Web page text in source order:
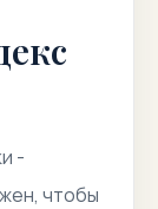
-
чтобы